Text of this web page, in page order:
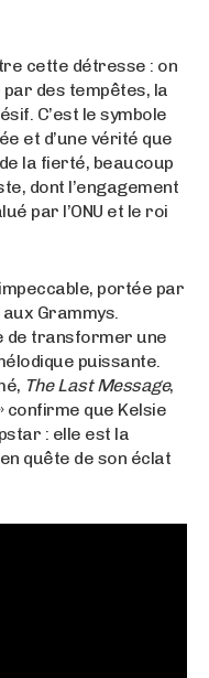
cette détresse : on
par des tempêtes, la
C’est le symbole
et d’une vérité que
la fierté, beaucoup
dont l’engagement
par l’ONU et le roi
portée par
Grammys.
de transformer une
puissante.
The Last Message,
confirme que Kelsie
: elle est la
quête de son éclat